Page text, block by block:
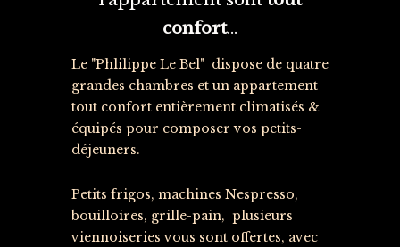
confort...
Le "Phlilippe Le Bel" dispose de quatre
grandes chambres et un appartement
tout confort entièrement climatisés &
équipés pour composer vos petits-
déjeuners.
Petits frigos, machines Nespresso,
bouilloires, grille-pain, plusieurs
viennoiseries vous sont offertes, avec